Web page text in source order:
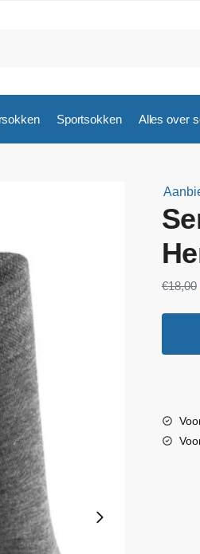
Sportsokken Alles over
€18,00